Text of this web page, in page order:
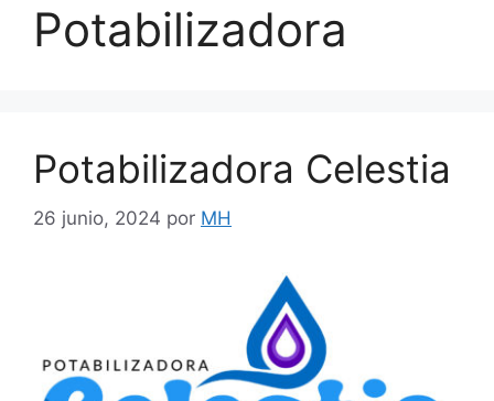
Potabilizadora
Potabilizadora Celestia
26 junio, 2024 por MH